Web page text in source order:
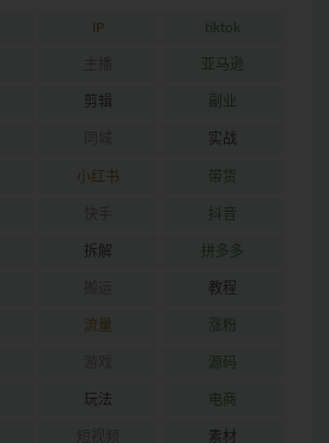
IP tiktok
亚马逊
剪辑 副业
实战
小红书 带货
抖音
拆解 拼多多
教程
流量 涨粉
源码
玩法 电商
素材